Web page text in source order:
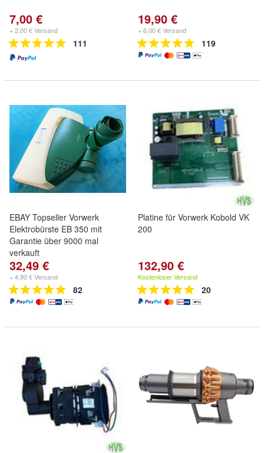
7,00 €
+ 2,00 € Versand
111
19,90 €
+ 6,00 € Versand
119
EBAY Topseller Vorwerk
Elektrobürste EB 350 mit
Garantie über 9000 mal
verkauft
32,49 €
+ 4,90 € Versand
82
Platine für Vorwerk Kobold VK
200
132,90 €
Kostenloser Versand
20